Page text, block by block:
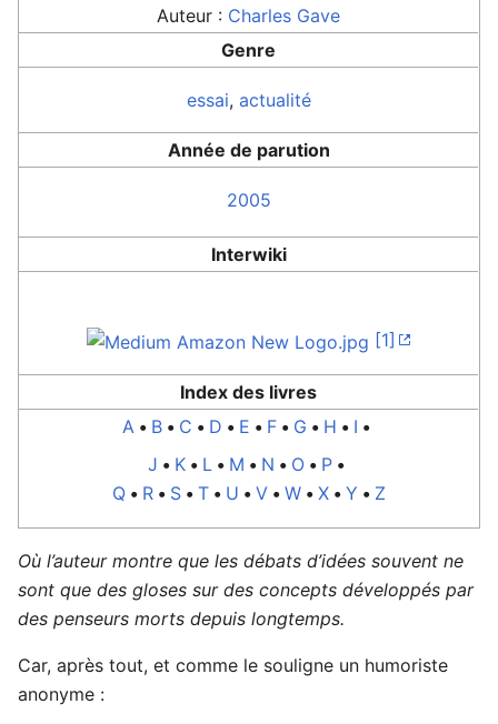
Auteur : Charles Gave
Genre
essai, actualité
Année de parution
2005
Interwiki
[1]
Index des livres
A • B • C • D • E • F • G • H • I •
J • K • L • M • N • O • P •
Q• R• S• T• U • V• W• X• Y • Z
Où l’auteur montre que les débats d’idées souvent ne
sont que des gloses sur des concepts développés par
des penseurs morts depuis longtemps.
Car, après tout, et comme le souligne un humoriste
anonyme :